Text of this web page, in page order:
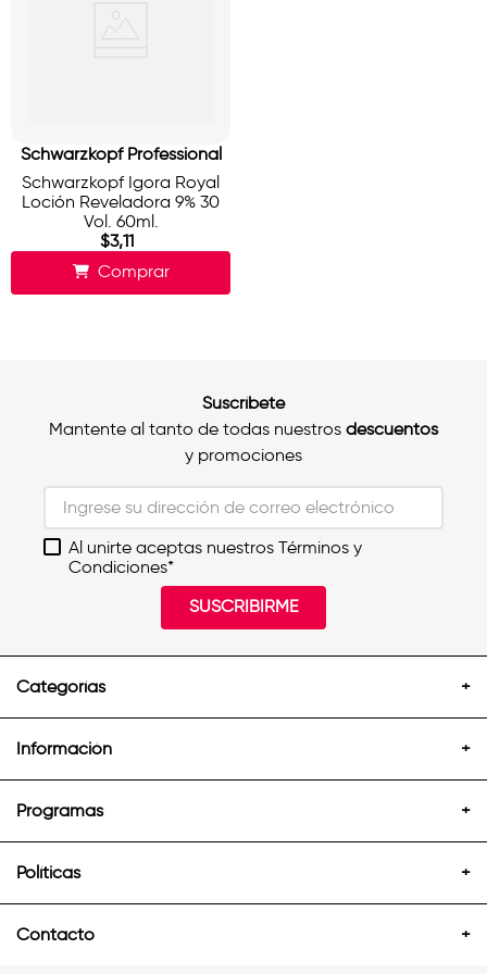
Schwarzkopf Professional
Schwarzkopf Igora Royal
Loción Reveladora 9% 30
Vol. 60ml.
$3,11
Comprar
Suscríbete
Mantente al tanto de todas nuestros descuentos
y promociones
Al unirte aceptas nuestros Términos y
Condiciones*
SUSCRIBIRME
Categorías +
Información +
Programas +
Políticas +
Contacto +